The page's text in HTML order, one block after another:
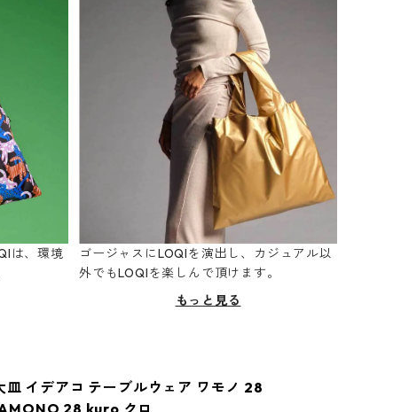
は、環境
ゴージャスにLOQIを演出し、カジュアル以
外でもLOQIを楽しんで頂けます。
もっと見る
皿 イデアコ テーブルウェア ワモノ 28
28 kuro クロ